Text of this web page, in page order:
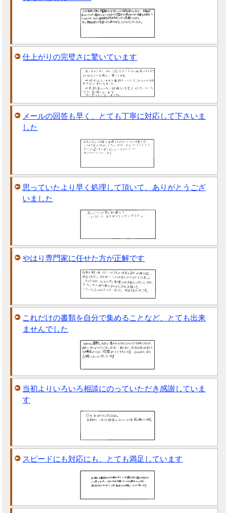
仕上がりの完璧さに驚いています
メールの回答も早く、とても丁寧に対応して下さいま
した
思っていたより早く処理して頂いて、ありがとうござ
いました
やはり専門家に任せた方が正解です
これだけの書類を自分で集めることなど、とても出来
ませんでした
当初よりいろいろ相談にのっていただき感謝していま
す
スピードにも対応にも、とても満足しています